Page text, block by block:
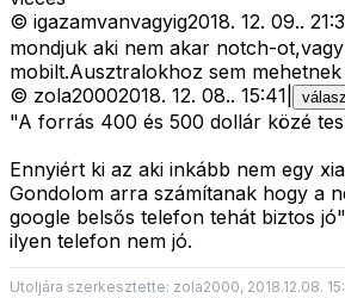
© igazamvanvagyig2018. 12. 09..
mondjuk aki nem akar notch-
mobilt.Ausztralokhoz sem mehetnek
© zola20002018. 12. 08.. 15:41 válasz
"A forrás 400 és 500 dollár közé
Ennyiért ki az aki inkább nem egy
Gondolom arra számítanak hogy a
google belsős telefon tehát biztos
ilyen telefon nem jó.
Utoljára szerkesztette: zola2000, 2018.12.08.